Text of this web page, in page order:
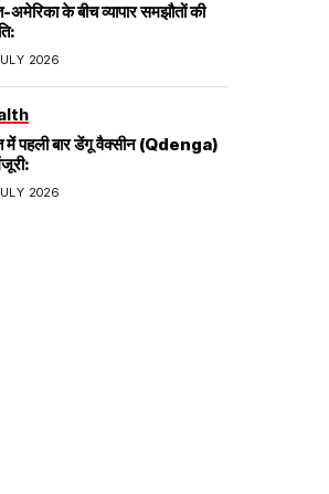
अमेरिका के बीच व्यापार समझौतों की
2026
में पहली बार डेंगू वैक्सीन (Qdenga)
2026